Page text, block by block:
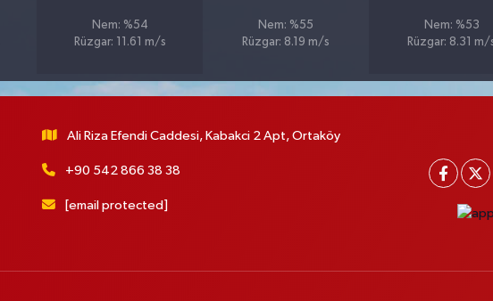
Nem: %54
Rüzgar: 11.61 m/s
Nem: %55
Rüzgar: 8.19 m/s
Nem: %53
Rüzgar: 8.31 m/
Ali Riza Efendi Caddesi, Kabakci 2 Apt, Ortaköy
+90 542 866 38 38
[email protected]